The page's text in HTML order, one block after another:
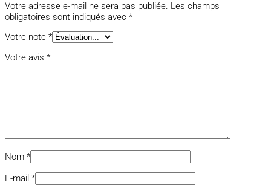
Votre adresse e-mail ne sera pas publiée. Les champs
obligatoires sont indiqués avec *
Votre note *
Votre avis *
Nom *
E-mail *